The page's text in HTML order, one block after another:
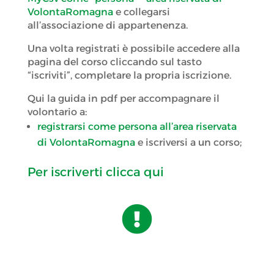
VolontaRomagnae collegarsi
all’associazione di appartenenza.
Una volta registrati è possibile accedere alla
pagina del corso cliccando sul tasto
“iscriviti”, completare la propria iscrizione.
Qui la guida in pdf per accompagnare il
volontario a:
registrarsi come persona all’area riservata
di VolontaRomagnae iscriversi a un corso;
Per iscriverti clicca qui
